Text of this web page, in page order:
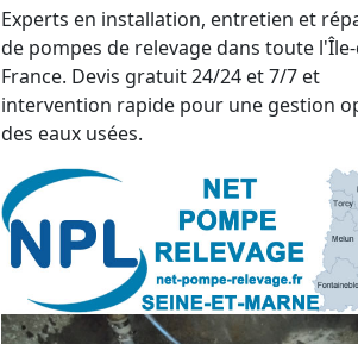
Experts en installation, entretien et
de pompes de relevage dans toute
France. Devis gratuit 24/24 et 7/7 et
intervention rapide pour une gestion
des eaux usées.